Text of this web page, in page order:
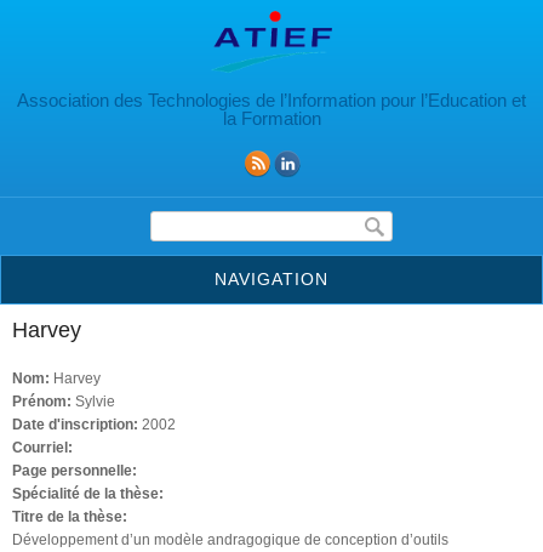
Association des Technologies de l’Information pour l’Education et
la Formation
Formulaire de recherche
NAVIGATION
Harvey
Nom: Harvey
Prénom: Sylvie
Date d'inscription: 2002
Courriel:
Page personnelle:
Spécialité de la thèse:
Titre de la thèse:
Développement d’un modèle andragogique de conception d’outils